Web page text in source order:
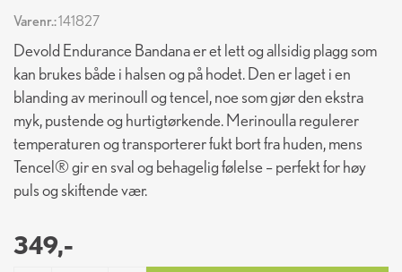
Varenr.:141827
Devold Endurance Bandana er et lett og allsidig plagg som
kan brukes både i halsen og på hodet. Den er laget i en
blanding av merinoull og tencel, noe som gjør den ekstra
myk, pustende og hurtigtørkende. Merinoulla regulerer
temperaturen og transporterer fukt bort fra huden, mens
Tencel® gir en sval og behagelig følelse – perfekt for høy
puls og skiftende vær.
349,-